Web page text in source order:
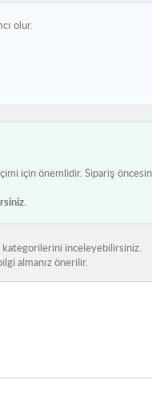
olur.
için önemlidir. Sipariş
kategorilerini inceleyebilirsiniz.
almanız önerilir.